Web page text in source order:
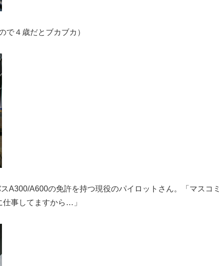
で４歳だとブカブカ）
A300/A600の免許を持つ現役のパイロットさん。「マスコミ
事してますから…」